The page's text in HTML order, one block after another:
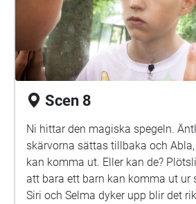
Scen 8
Ni hittar den magiska spegeln.
skärvorna sättas tillbaka och
kan komma ut. Eller kan de?
att bara ett barn kan komma ut ur
Siri och Selma dyker upp blir det